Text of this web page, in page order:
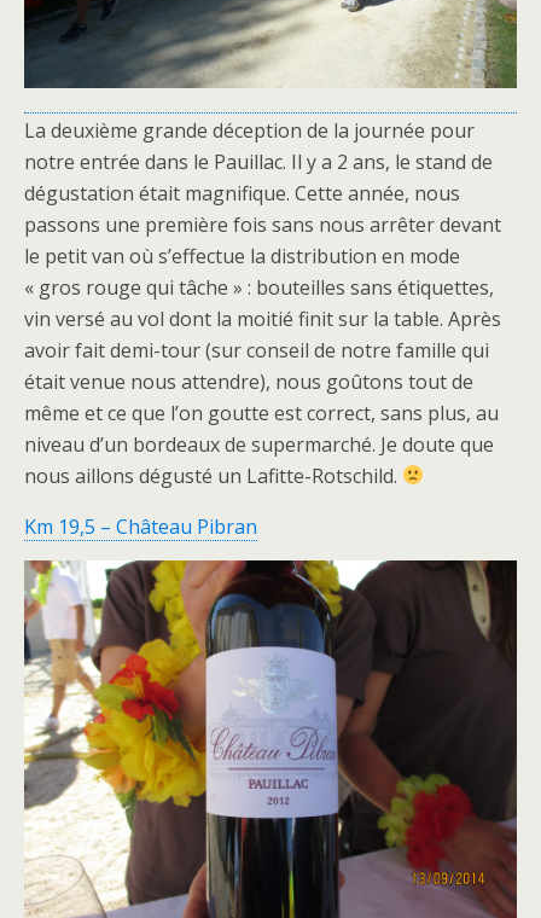
La deuxième grande déception de la journée pour
notre entrée dans le Pauillac. Il y a 2 ans, le stand de
dégustation était magnifique. Cette année, nous
passons une première fois sans nous arrêter devant
le petit van où s’effectue la distribution en mode
« gros rouge qui tâche » : bouteilles sans étiquettes,
vin versé au vol dont la moitié finit sur la table. Après
avoir fait demi-tour (sur conseil de notre famille qui
était venue nous attendre), nous goûtons tout de
même et ce que l’on goutte est correct, sans plus, au
niveau d’un bordeaux de supermarché. Je doute que
nous aillons dégusté un Lafitte-Rotschild.
Km 19,5 – Château Pibran